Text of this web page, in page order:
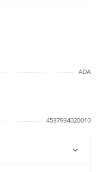
ADA
4537934020010